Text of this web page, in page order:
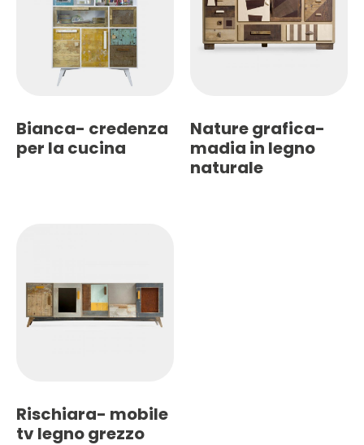
Bianca- credenza
per la cucina
Nature grafica-
madia in legno
naturale
Rischiara- mobile
tv legno grezzo